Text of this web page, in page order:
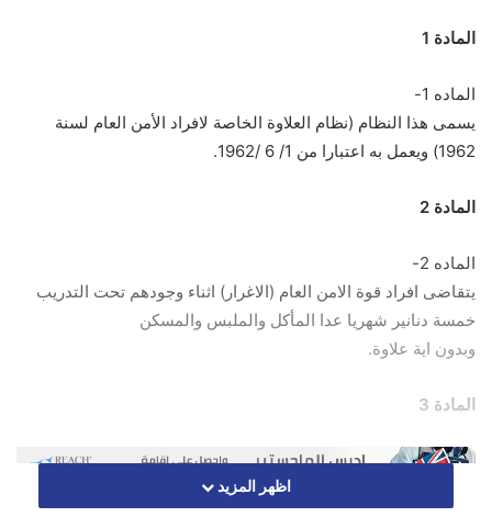
المادة 1
الماده 1-
يسمى هذا النظام (نظام العلاوة الخاصة لافراد الأمن العام لسنة
1962) ويعمل به اعتبارا من 1/ 6 /1962.
المادة 2
الماده 2-
يتقاضى افراد قوة الامن العام (الاغرار) اثناء وجودهم تحت التدريب
خمسة دنانير شهريا عدا المأكل والملبس والمسكن
وبدون اية علاوة.
المادة 3
اظهر المزيد